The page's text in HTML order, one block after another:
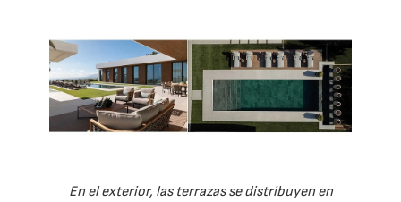
En el exterior, las terrazas se distribuyen en